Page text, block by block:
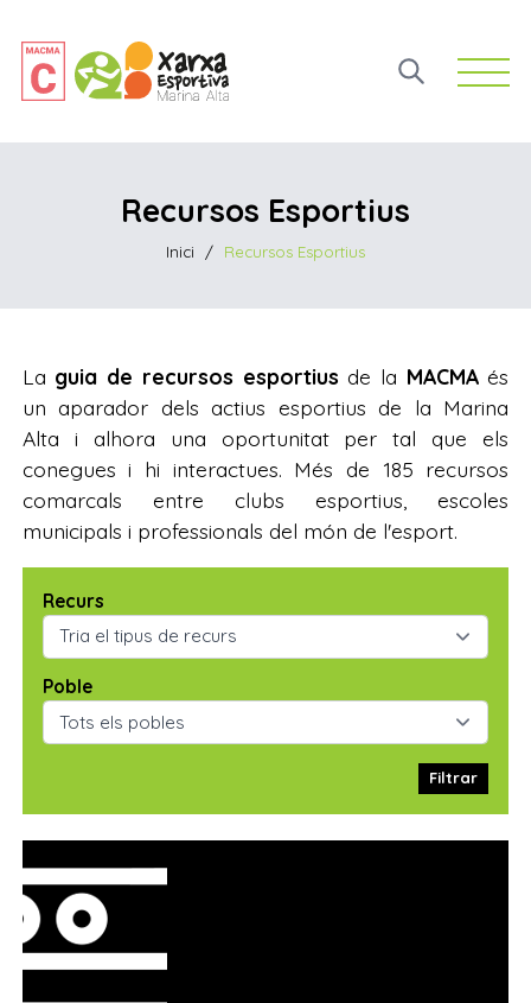
Open
Recursos Esportius
Inici / Recursos Esportius
La guia de recursos esportiusde la MACMAés
un aparador dels actius esportius de la Marina
Alta i alhora una oportunitat per tal que els
conegues i hi interactues. Més de 185 recursos
comarcals entre clubs esportius, escoles
municipals i professionals del món de l'esport.
Recurs
Poble
Filtrar